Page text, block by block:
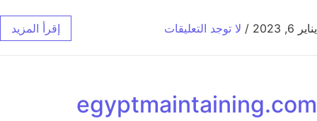
يناير 6, 2023 / لا توجد التعليقات إقرأ المزيد
egyptmaintaining.com